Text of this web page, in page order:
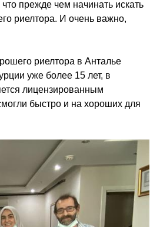
прежде чем начинать искать
риелтора. И очень важно,
риелтора в Анталье
уже более 15 лет, в
лицензированным
быстро и на хороших для